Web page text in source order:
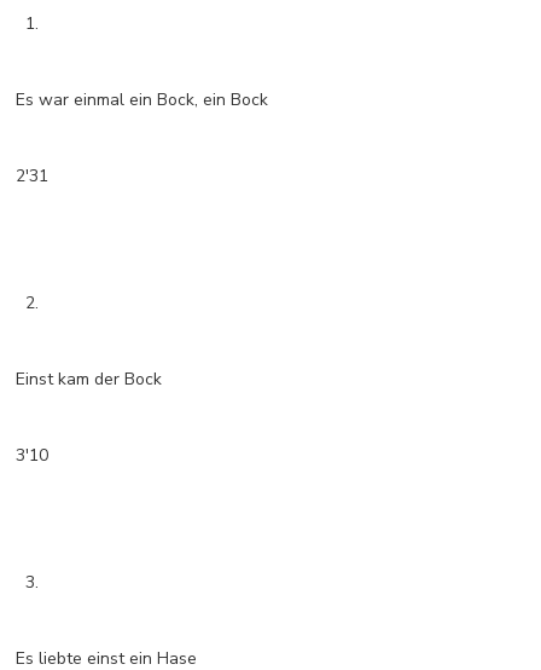
1.
Es war einmal ein Bock, ein Bock
2'31
2.
Einst kam der Bock
3'10
3.
Es liebte einst ein Hase